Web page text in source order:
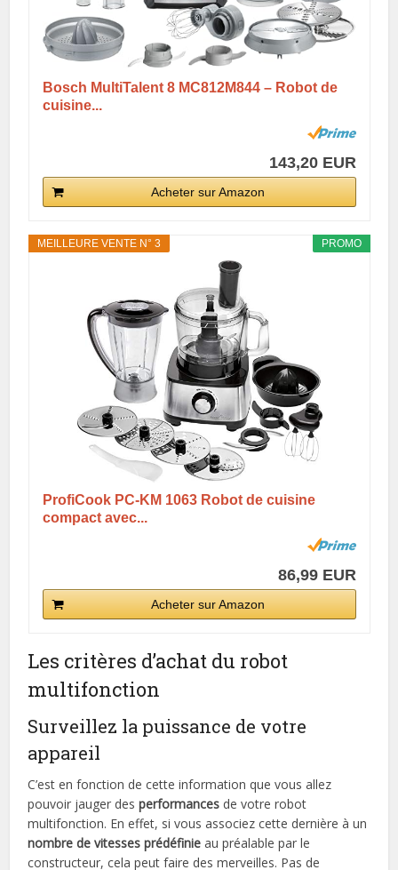
Bosch MultiTalent 8 MC812M844 – Robot de
cuisine...
143,20 EUR
Acheter sur Amazon
PROMO
MEILLEURE VENTE N° 3
ProfiCook PC-KM 1063 Robot de cuisine
compact avec...
86,99 EUR
Acheter sur Amazon
Les critères d’achat du robot
multifonction
Surveillez la puissance de votre
appareil
C’est en fonction de cette information que vous allez
pouvoir jauger desperformances de votre robot
multifonction. En effet, si vous associez cette dernière à un
nombre de vitesses prédéfinie au préalable par le
constructeur, cela peut faire des merveilles. Pas de